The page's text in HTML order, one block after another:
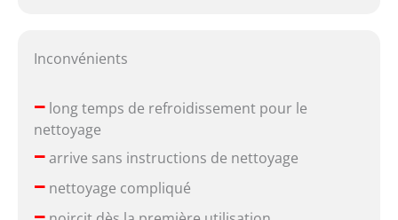
Inconvénients
–long temps de refroidissement pour le
nettoyage
–arrive sans instructions de nettoyage
–nettoyage compliqué